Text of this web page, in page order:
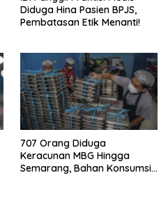
Diduga Hina Pasien BPJS,
Pembatasan Etik Menanti!
707 Orang Diduga
Keracunan MBG Hingga
Semarang, Bahan Konsumsi